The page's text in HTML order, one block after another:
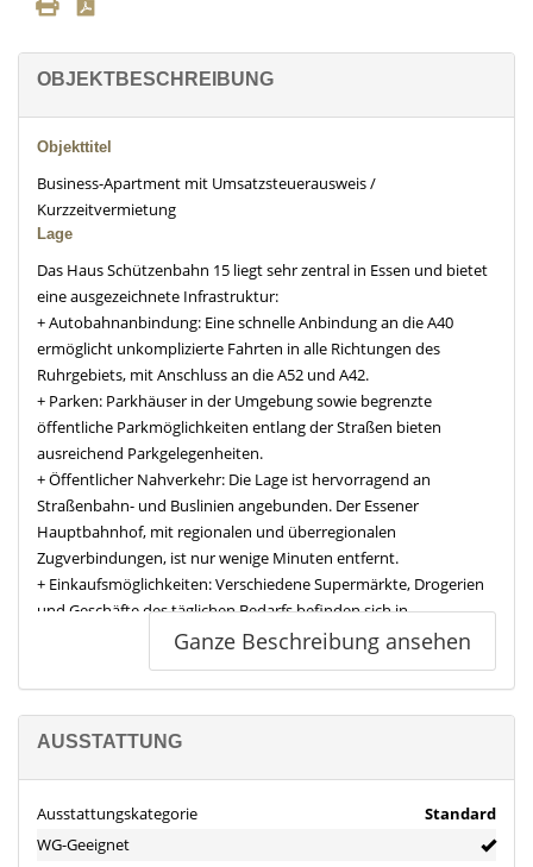
OBJEKTBESCHREIBUNG
Objekttitel
Business-Apartment mit Umsatzsteuerausweis /
Kurzzeitvermietung
Lage
Das Haus Schützenbahn 15 liegt sehr zentral in Essen und bietet
eine ausgezeichnete Infrastruktur:
+ Autobahnanbindung: Eine schnelle Anbindung an die A40
ermöglicht unkomplizierte Fahrten in alle Richtungen des
Ruhrgebiets, mit Anschluss an die A52 und A42.
+ Parken: Parkhäuser in der Umgebung sowie begrenzte
öffentliche Parkmöglichkeiten entlang der Straßen bieten
ausreichend Parkgelegenheiten.
+ Öffentlicher Nahverkehr: Die Lage ist hervorragend an
Straßenbahn- und Buslinien angebunden. Der Essener
Hauptbahnhof, mit regionalen und überregionalen
Zugverbindungen, ist nur wenige Minuten entfernt.
+ Einkaufsmöglichkeiten: Verschiedene Supermärkte, Drogerien
und Geschäfte des täglichen Bedarfs befinden sich in
unmittelbarer Nähe. Die Essener Innenstadt und Kettwiger
Schützenbahn 15 eignet sich ideal für Personen, die eine zentrale
Lage mit umfassender Infrastruktur schätzen.
Ausstattung
Wohnungsausstattung:
Kaffeemaschine, Töpfen, Pfannen, Geschirr und Besteck u.vm.
Wohnbereich: Fernseher, Sofa, Esstisch u.v.m.
Ganze Beschreibung ansehen
AUSSTATTUNG
Ausstattungskategorie
Standard
WG-Geeignet